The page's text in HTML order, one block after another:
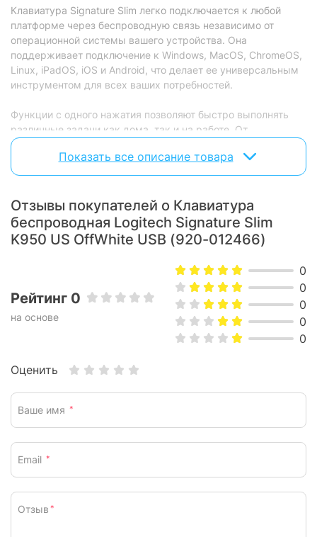
Клавиатура Signature Slim легко подключается к любой
платформе через беспроводную связь независимо от
операционной системы вашего устройства. Она
поддерживает подключение к Windows, MacOS, ChromeOS,
Linux, iPadOS, iOS и Android, что делает ее универсальным
инструментом для всех ваших потребностей.
Функции с одного нажатия позволяют быстро выполнять
различные задачи как дома, так и на работе. От
воспроизведения музыки до регулировки громкости – эта
клавиатура просто незаменима.
клавиатурой Logitech Signature Slim K950. Эта сдержанная
и надежно построенная клавиатура с полноразмерным
набором текста в стиле ноутбука изготовлена с
использованием вторично переработанной пластмассы, что
делает ее не только удобной, но и экологичной.
Показать все описание товара
Отзывы покупателей о Клавиатура
беспроводная Logitech Signature Slim
K950 US OffWhite USB (920-012466)
Рейтинг 0
на основе
0
0
0
0
0
Оценить
Ваше имя *
Email *
Отзыв *